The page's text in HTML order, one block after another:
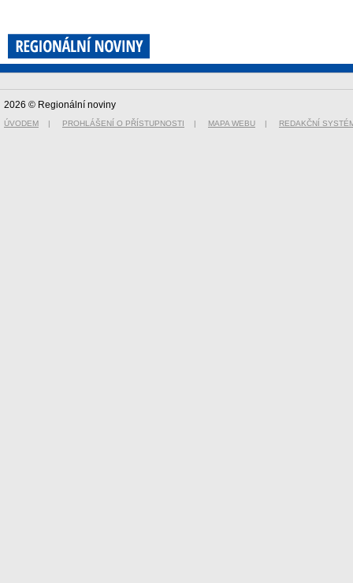
2026 © Regionální noviny
ÚVODEM | PROHLÁŠENÍ O PŘÍSTUPNOSTI | MAPA WEBU | REDAKČNÍ